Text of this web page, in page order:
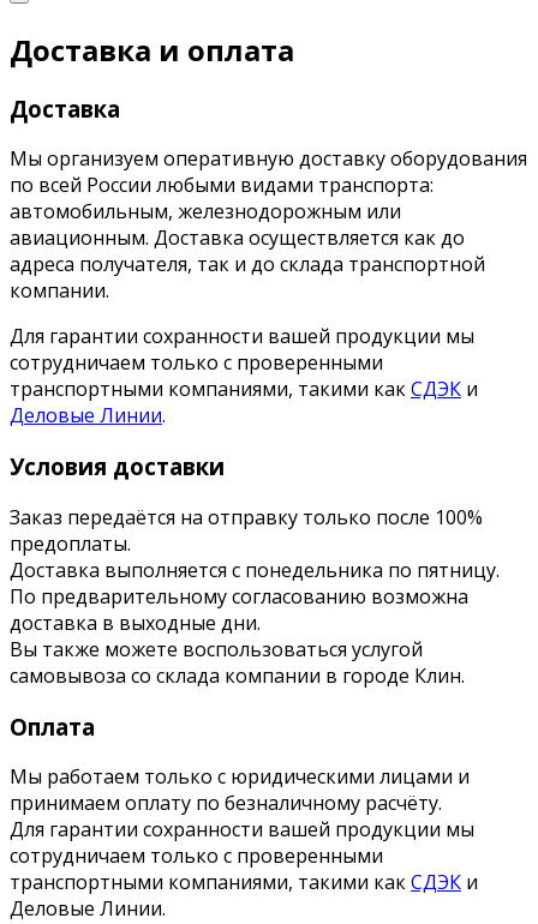
Доставка и оплата
Доставка
Мы организуем оперативную доставку оборудования
по всей России любыми видами транспорта:
автомобильным, железнодорожным или
авиационным. Доставка осуществляется как до
адреса получателя, так и до склада транспортной
компании.
Для гарантии сохранности вашей продукции мы
сотрудничаем только с проверенными
транспортными компаниями, такими какСДЭК и
Деловые Линии.
Условия доставки
Заказ передаётся на отправку только после 100%
предоплаты.
Доставка выполняется с понедельника по пятницу.
По предварительному согласованию возможна
доставка в выходные дни.
Вы также можете воспользоваться услугой
самовывоза со склада компании в городе Клин.
Оплата
Мы работаем только с юридическими лицами и
принимаем оплату по безналичному расчёту.
Для гарантии сохранности вашей продукции мы
сотрудничаем только с проверенными
транспортными компаниями, такими какСДЭК и
Деловые Линии.